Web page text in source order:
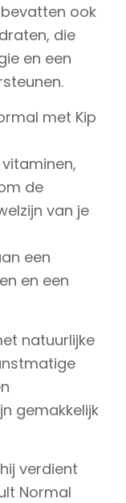
ook
die
en een
met Kip
de
van je
een
en een
natuurlijke
gemakkelijk
verdient
Normal